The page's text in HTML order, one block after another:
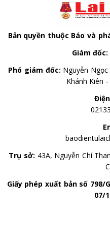
Bản quyền thuộc Báo và
Giám đốc:
Phó giám đốc: Nguyễn
Khánh Kiên
Trụ sở: 43A, Nguyễn Chí
Giấy phép xuất bản số 798/
07/